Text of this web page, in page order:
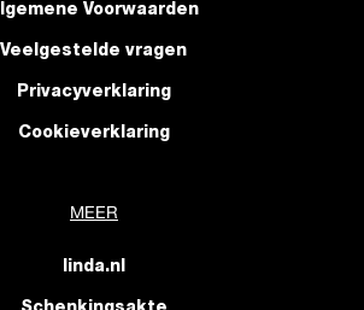
Voorwaarden
Veelgestelde vragen
Privacyverklaring
Cookieverklaring
MEER
linda.nl